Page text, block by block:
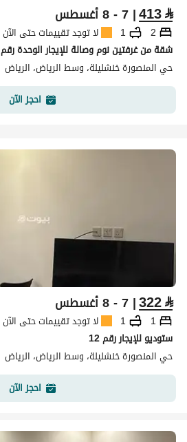
⃁
413| 7 - 8 أغسطس
2
1
لا توجد تقييمات حتى الآن
شقة من غرفتين نوم وصالة للإيجار الوحدة رقم 1
حي المنصورة خنشليلة، وسط الرياض، الرياض
احجز الآن
⃁
322| 7 - 8 أغسطس
1
1
لا توجد تقييمات حتى الآن
ستوديو للإيجار رقم 12
حي المنصورة خنشليلة، وسط الرياض، الرياض
احجز الآن